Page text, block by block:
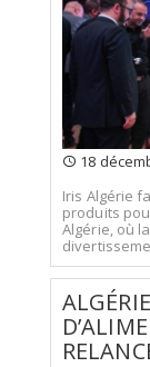
18
Iris Algérie
produits
Algérie, où